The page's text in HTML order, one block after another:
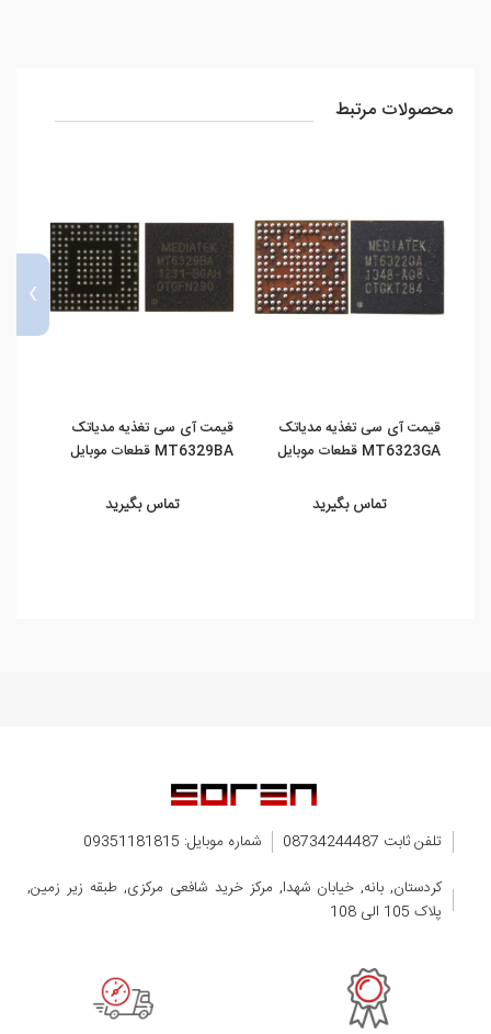
محصولات مرتبط
قیمت آی سی تغذیه مدیاتک
MT6323GA قطعات موبایل
تماس بگیرید
قیمت آی سی تغذیه مدیاتک
MT6329BA قطعات موبایل
تماس بگیرید
›
تلفن ثابت 08734244487
شماره موبایل: 09351181815
کردستان, بانه, خیابان شهدا, مرکز خرید شافعی مرکزی, طبقه زیر زمین,
پلاک 105 الی 108